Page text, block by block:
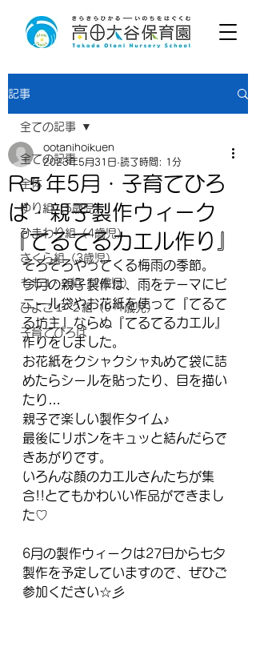
記事
全ての記事
全体
ゆり組（5歳児）
ひまわり組（4歳児）
さくら組（3歳児）
もも１･２組（2歳児）
ひよこ１･２組（0･1歳児）
子育てひろば
全ての記事
R５年5月・子育てひろ
ば・親子製作ウィーク
『てるてるカエル作り』
ootanihoikuen
2023年5月31日 読了時間: 1分
そろそろやってくる梅雨の季節。
今月の親子製作は、雨をテーマにビ
ニール袋やお花紙を使って『てるて
る坊主』ならぬ『てるてるカエル』
作りをしました。
お花紙をクシャクシャ丸めて袋に詰
めたらシールを貼ったり、目を描い
たり…
親子で楽しい製作タイム♪
最後にリボンをキュッと結んだらで
きあがりです。
いろんな顔のカエルさんたちが集
合!!とてもかわいい作品ができまし
た♡
6月の製作ウィークは27日から七夕
製作を予定していますので、ぜひご
参加ください☆彡